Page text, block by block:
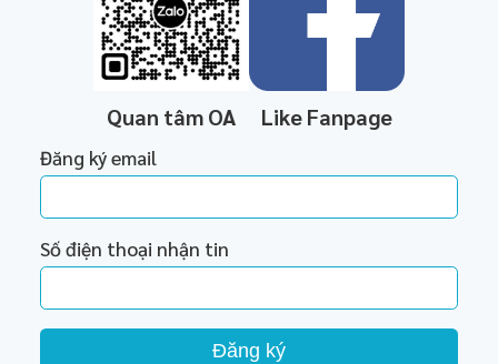
Quan tâm OA Like Fanpage
Đăng ký email
Số điện thoại nhận tin
Đăng ký